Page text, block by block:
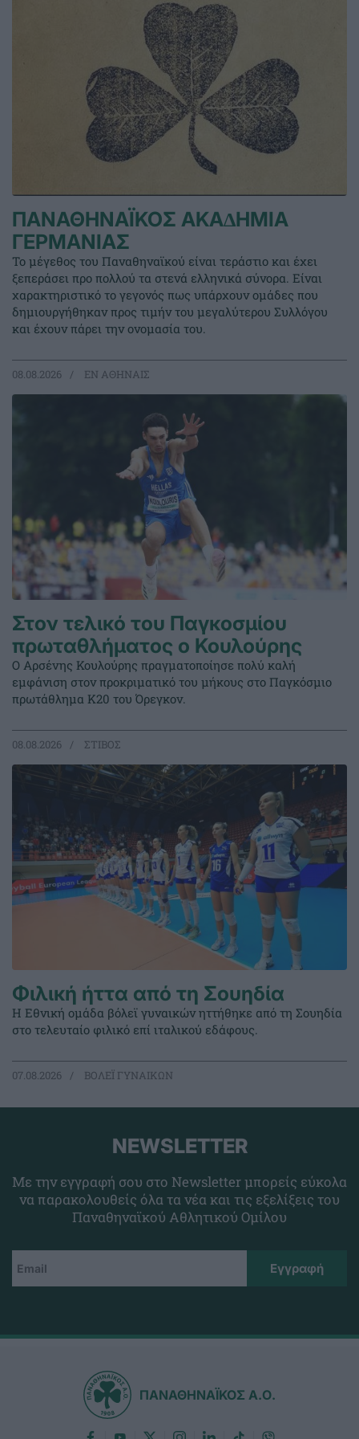
ΠΑΝΑΘΗΝΑΪΚΟΣ ΑΚΑ∆ΗΜΙΑ
ΓΕΡΜΑΝΙΑΣ
Το μέγεθος του Παναθηναϊκού είναι τεράστιο και έχει
ξεπεράσει προ πολλού τα στενά ελληνικά σύνορα. Είναι
χαρακτηριστικό το γεγονός πως υπάρχουν ομάδες που
δημιουργήθηκαν προς τιμήν του μεγαλύτερου Συλλόγου
και έχουν πάρει την ονομασία του.
08.08.2026 EΝ ΑΘΗΝΑΙΣ
Στον τελικό του Παγκοσμίου
πρωταθλήματος ο Κουλούρης
Ο Αρσένης Κουλούρης πραγματοποίησε πολύ καλή
εμφάνιση στον προκριματικό του μήκους στο Παγκόσμιο
πρωτάθλημα Κ20 του Όρεγκον.
08.08.2026 ΣΤΙΒΟΣ
Φιλική ήττα από τη Σουηδία
Η Εθνική ομάδα βόλεϊ γυναικών ηττήθηκε από τη Σουηδία
στο τελευταίο φιλικό επί ιταλικού εδάφους.
07.08.2026 ΒΟΛΕΪ ΓΥΝΑΙΚΩΝ
NEWSLETTER
Με την εγγραφή σου στο Newsletter μπορείς εύκολα
να παρακολουθείς όλα τα νέα και τις εξελίξεις του
Παναθηναϊκού Αθλητικού Ομίλου
ΠΑΝΑΘΗΝΑΪΚΟΣ Α.Ο.